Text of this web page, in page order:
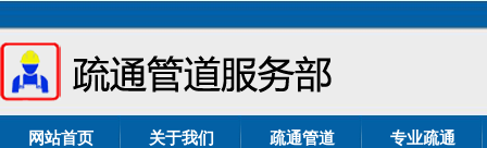
网站首页 关于我们 疏通管道 专业疏通